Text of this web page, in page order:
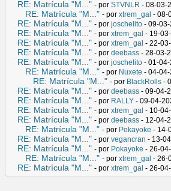
RE: Matrícula "M..." - por STVNLR - 08-03-
RE: Matrícula "M..." - por xtrem_gal - 08-
RE: Matrícula "M..." - por joschelito - 09-
RE: Matrícula "M..." - por xtrem_gal - 19-
RE: Matrícula "M..." - por xtrem_gal - 22-
RE: Matrícula "M..." - por deebass - 28-03-
RE: Matrícula "M..." - por joschelito - 01-
RE: Matrícula "M..." - por Nuxete - 04-
RE: Matrícula "M..." - por BlackRolls -
RE: Matrícula "M..." - por deebass - 09-04-
RE: Matrícula "M..." - por RALLY - 09-04-
RE: Matrícula "M..." - por xtrem_gal - 10-
RE: Matrícula "M..." - por deebass - 12-04-
RE: Matrícula "M..." - por Pokayoke - 14-
RE: Matrícula "M..." - por vegancran - 13-
RE: Matrícula "M..." - por Pokayoke - 26-
RE: Matrícula "M..." - por xtrem_gal - 26-
RE: Matrícula "M..." - por xtrem_gal - 26-